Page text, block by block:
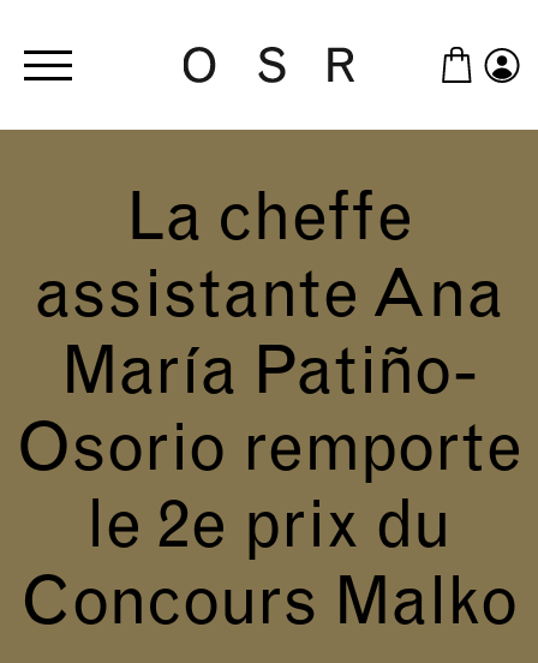
La cheffe
assistante Ana
María Patiño-
Osorio remporte
le 2e prix du
Concours Malko